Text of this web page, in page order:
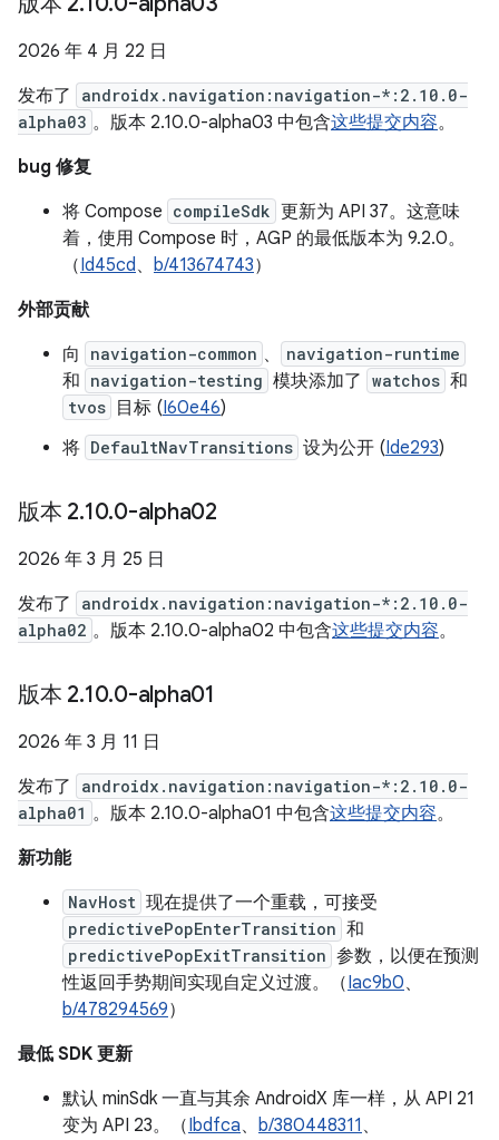
2026 年 4 月 22 日
发布了
androidx.navigation:navigation-*:2.10.0-
alpha03 。版本 2.10.0-alpha03 中包含这些提交内容。
bug 修复
将 Compose compileSdk 更新为 API 37。这意味
着，使用 Compose 时，AGP 的最低版本为 9.2.0。
（Id45cd、 b/413674743）
外部贡献
向
navigation-common 、 navigation-runtime
和 navigation-testing 模块添加了 watchos 和
tvos 目标 (I60e46)
将 DefaultNavTransitions 设为公开 (Ide293)
版本 2.10.0-alpha02
2026 年 3 月 25 日
发布了
androidx.navigation:navigation-*:2.10.0-
alpha02 。版本 2.10.0-alpha02 中包含这些提交内容。
版本 2.10.0-alpha01
2026 年 3 月 11 日
发布了
androidx.navigation:navigation-*:2.10.0-
alpha01 。版本 2.10.0-alpha01 中包含这些提交内容。
新功能
NavHost 现在提供了一个重载，可接受
predictivePopEnterTransition 和
predictivePopExitTransition 参数，以便在预测
性返回手势期间实现自定义过渡。（Iac9b0、
b/478294569）
最低 SDK 更新
默认 minSdk 一直与其余 AndroidX 库一样，从 API 21
变为 API 23。（Ibdfca、 b/380448311 、